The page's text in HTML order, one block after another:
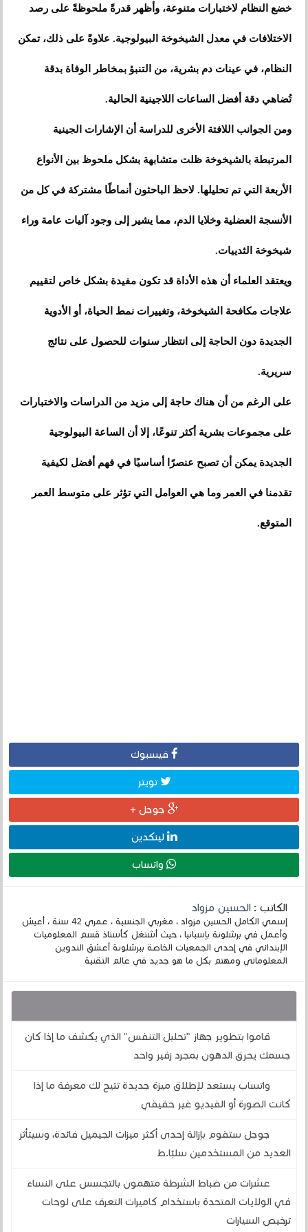
خضع النظام لاختبارات متنوعة، وأظهر قدرةً ملحوظةً على رصد
الاختلافات في معدل الشيخوخة البيولوجية. علاوةً على ذلك، تمكن
النظام، في عينات دم بشرية، من التنبؤ بمخاطر الوفاة بدقة
تُضاهي دقة أفضل الساعات اللاجينية الحالية.
ومن الجوانب اللافتة الأخرى للدراسة أن الإشارات الجينية
المرتبطة بالشيخوخة ظلت متشابهة بشكل ملحوظ بين الأنواع
الأربعة التي تم تحليلها. لاحظ الباحثون أنماطًا مشتركة في كل من
الأنسجة العضلية وخلايا الدم، مما يشير إلى وجود آليات عامة وراء
شيخوخة الثدييات.
ويعتقد العلماء أن هذه الأداة قد تكون مفيدة بشكل خاص لتقييم
علاجات مكافحة الشيخوخة، وتغييرات نمط الحياة، أو الأدوية
الجديدة دون الحاجة إلى انتظار سنوات للحصول على نتائج
سريرية.
على الرغم من أن هناك حاجة إلى مزيد من الدراسات والاختبارات
على مجموعات بشرية أكثر تنوعًا، إلا أن الساعة البيولوجية
الجديدة يمكن أن تصبح عنصرًا أساسيًا في فهم أفضل لكيفية
تقدمنا ​​في العمر وما هي العوامل التي تؤثر على متوسط ​​العمر
المتوقع.
فيسبوك
تويتر
جوجل +
لينكدين
واتساب
الكاتب :الحسين مزواد
إسمي الكامل الحسين مزواد ، مغربي الجنسية ، عمري 42 سنة ، أعيش
وأعمل في برشلونة بإسبانيا ، حيث أشتغل كأستاذ قسم المعلوميات
الإبتدائي في إحدى الجمعيات الخاصة ببرشلونة أعشق التدوين
المعلوماتي ومهتم بكل ما هو جديد في عالم التقنية
قاموا بتطوير جهاز "تحليل التنفس" الذي يكشف ما إذا كان
جسمك يحرق الدهون بمجرد زفير واحد
واتساب يستعد لإطلاق ميزة جديدة تتيح لك معرفة ما إذا
كانت الصورة أو الفيديو غير حقيقي
جوجل ستقوم بإزالة إحدى أكثر ميزات الجيميل فائدة، وسيتأثر
العديد من المستخدمين سلبًا.ط
عشرات من ضباط الشرطة متهمون بالتجسس على النساء
في الولايات المتحدة باستخدام كاميرات التعرف على لوحات
ترخيص السيارات